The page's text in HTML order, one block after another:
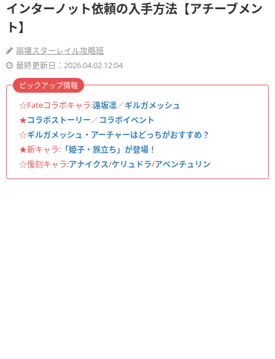
インターノット依頼の入手方法【アチーブメン
ト】
崩壊スターレイル攻略班
最終更新日：2026.04.02 12:04
☆Fateコラボキャラ:遠坂凛／ギルガメッシュ
★コラボストーリー／コラボイベント
☆ギルガメッシュ・アーチャーはどっちがおすすめ？
★新キャラ: 「姫子・旅立ち」が登場！
☆復刻キャラ:アナイクス/ケリュドラ/アベンチュリン
ピックアップ情報